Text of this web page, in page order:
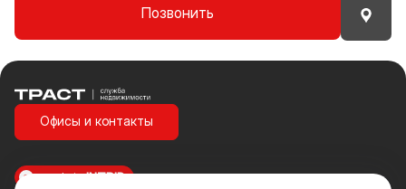
Позвонить
Траст | Служба недвижимости
Офисы и контакты
made inINTRID